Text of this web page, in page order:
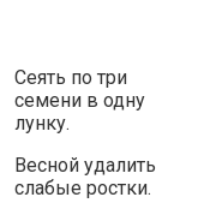
Сеять по три
семени в одну
лунку.
Весной удалить
слабые ростки.